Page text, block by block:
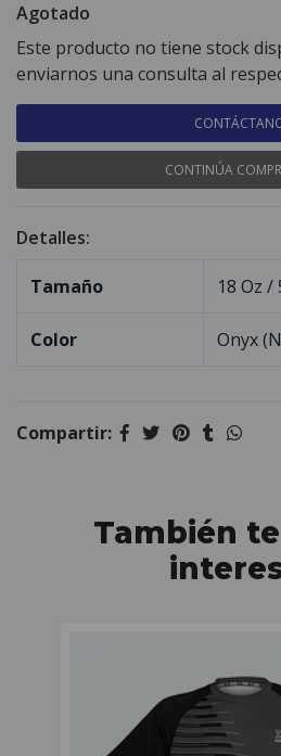
Agotado
Este producto no tiene stock
enviarnos una consulta al
CONTINÚA
Detalles:
Tamaño 18 Oz /
Color Onyx
Compartir:
También